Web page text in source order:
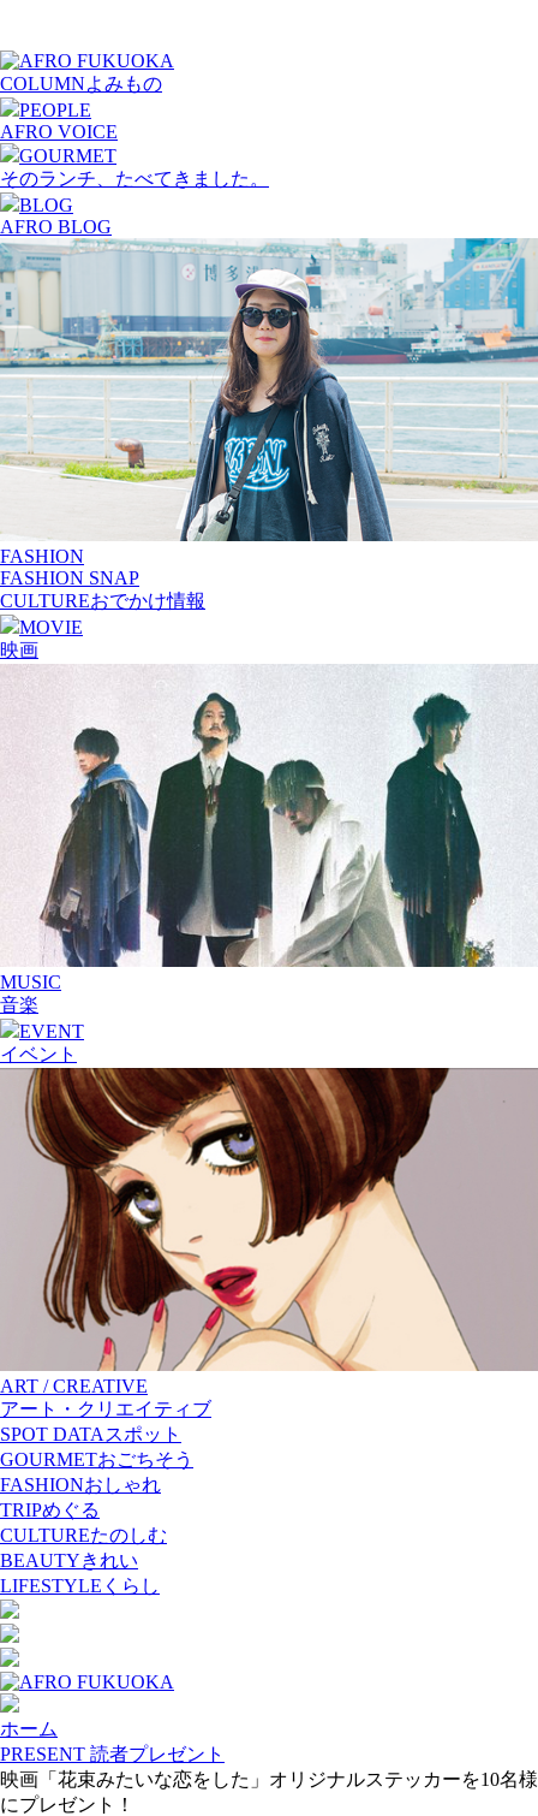
COLUMNよみもの
PEOPLE
AFRO VOICE
GOURMET
そのランチ、たべてきました。
BLOG
AFRO BLOG
FASHION
FASHION SNAP
CULTUREおでかけ情報
MOVIE
映画
MUSIC
音楽
EVENT
イベント
ART / CREATIVE
アート・クリエイティブ
SPOT DATA スポット
GOURMETおごちそう
FASHIONおしゃれ
TRIPめぐる
CULTUREたのしむ
BEAUTYきれい
LIFESTYLE くらし
ホーム
PRESENT 読者プレゼント
映画「花束みたいな恋をした」オリジナルステッカーを10名様
にプレゼント！